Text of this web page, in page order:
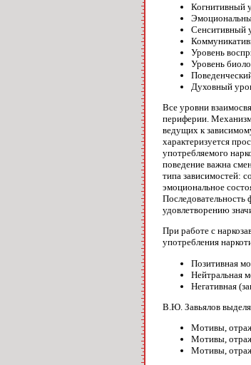
Когнитивный
Сенситивный
Уровень
Уровень
Духовный
Все уровни
периферии. Механизм
ведущих к
характеризуется
употребляемого
поведение важна
типа зависимостей:
эмоциональное
Последовательность
удовлетворению
При работе с
употребления
Позитивная
Нейтральная
Негативная
В.Ю. Завьялов
Мотивы,
Мотивы,
Мотивы,